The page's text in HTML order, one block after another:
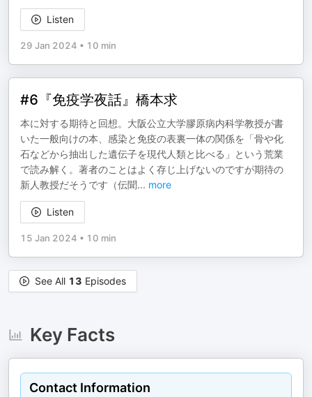
Listen
29 Jan 2024 • 10 min
#6『免疫学夜話』橋本求
本に対する期待と回想。大阪公立大学膠原病内科学教授が書
いた一般向けの本、感染と免疫の表裏一体の関係を「骨や化
石などから抽出した遺伝子を現代人類と比べる」という荒業
で読み解く。著者のことはよく存じ上げないのですが期待の
新人教授だそうです（伝聞... more
Listen
15 Jan 2024 • 10 min
See All 13 Episodes
Key Facts
Contact Information